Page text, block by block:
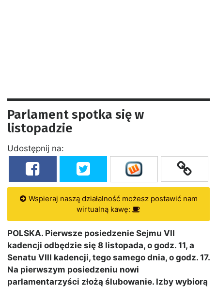
Parlament spotka się w
listopadzie
Udostępnij na:
Wspieraj naszą działalność możesz postawić nam
wirtualną kawę:
POLSKA. Pierwsze posiedzenie Sejmu VII
kadencji odbędzie się 8 listopada, o godz. 11, a
Senatu VIII kadencji, tego samego dnia, o godz. 17.
Na pierwszym posiedzeniu nowi
parlamentarzyści złożą ślubowanie. Izby wybiorą